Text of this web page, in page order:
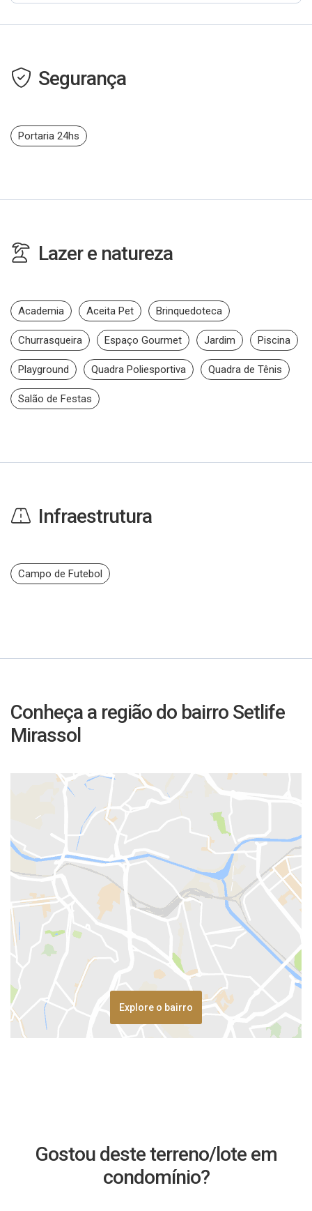
Segurança
Portaria 24hs
Lazer e natureza
Academia Aceita Pet Brinquedoteca
Churrasqueira Espaço Gourmet Jardim Piscina
Playground Quadra Poliesportiva Quadra de Tênis
Salão de Festas
Infraestrutura
Campo de Futebol
Conheça a região do bairro Setlife
Mirassol
Explore o bairro
Gostou deste terreno/lote em
condomínio?